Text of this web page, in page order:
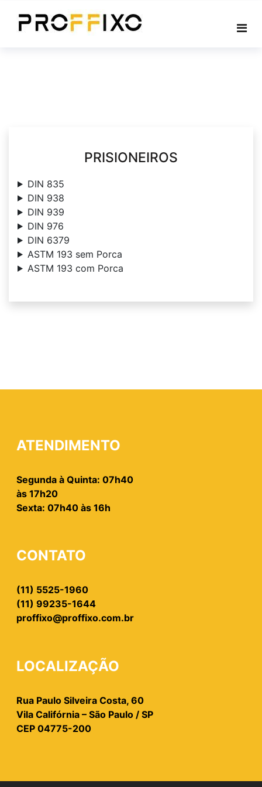
PRISIONEIROS
DIN 835
DIN 938
DIN 939
DIN 976
DIN 6379
ASTM 193 sem Porca
ASTM 193 com Porca
ATENDIMENTO
Segunda à Quinta: 07h40
às 17h20
Sexta: 07h40 às 16h
CONTATO
(11) 5525-1960
(11) 99235-1644
proffixo@proffixo.com.br
LOCALIZAÇÃO
Rua Paulo Silveira Costa, 60
Vila Califórnia – São Paulo / SP
CEP 04775-200